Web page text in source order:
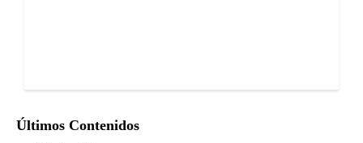
Últimos Contenidos